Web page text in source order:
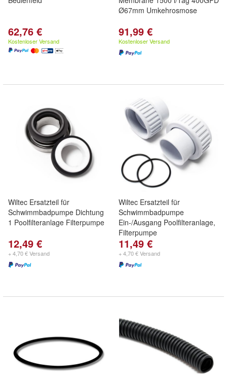
62,76 €
Kostenloser Versand
Ø67mm Umkehrosmose
91,99 €
Kostenloser Versand
Wiltec Ersatzteil für
Schwimmbadpumpe Dichtung
1 Poolfilteranlage Filterpumpe
12,49 €
+ 4,70 € Versand
Wiltec Ersatzteil für
Schwimmbadpumpe
Ein-/Ausgang Poolfilteranlage,
Filterpumpe
11,49 €
+ 4,70 € Versand